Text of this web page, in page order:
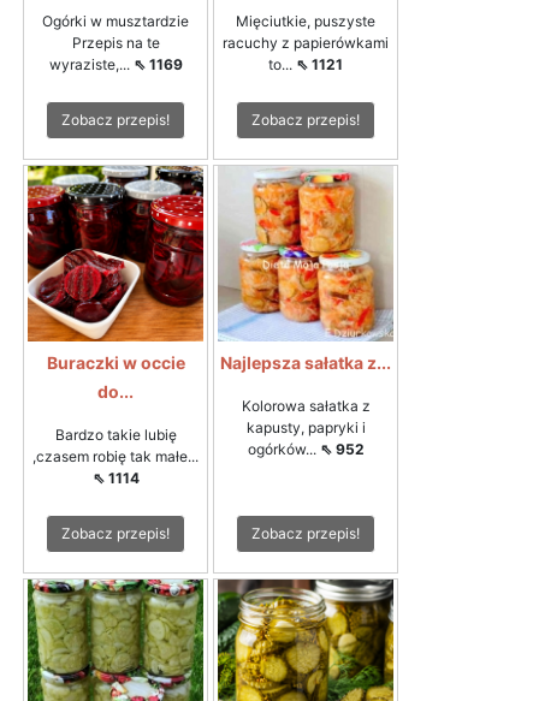
Ogórki w musztardzie
Przepis na te
wyraziste,... ⇖ 1169
Zobacz przepis!
Mięciutkie, puszyste
racuchy z papierówkami
to... ⇖ 1121
Zobacz przepis!
Buraczki w occie
do...
Bardzo takie lubię
,czasem robię tak małe...
⇖ 1114
Zobacz przepis!
Najlepsza sałatka z...
Kolorowa sałatka z
kapusty, papryki i
ogórków... ⇖ 952
Zobacz przepis!